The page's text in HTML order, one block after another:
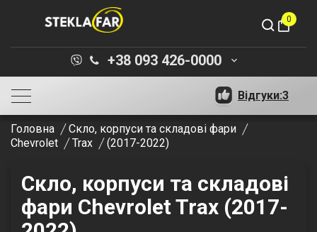
shopping_bag
0
+38 093 426-0000 keyboard_arrow_down
Відгуки:3
Головна
Скло, корпуси та складові фари
Chevrolet
Trax (2017-2022)
Скло, корпуси та складові
фари Chevrolet Trax (2017-